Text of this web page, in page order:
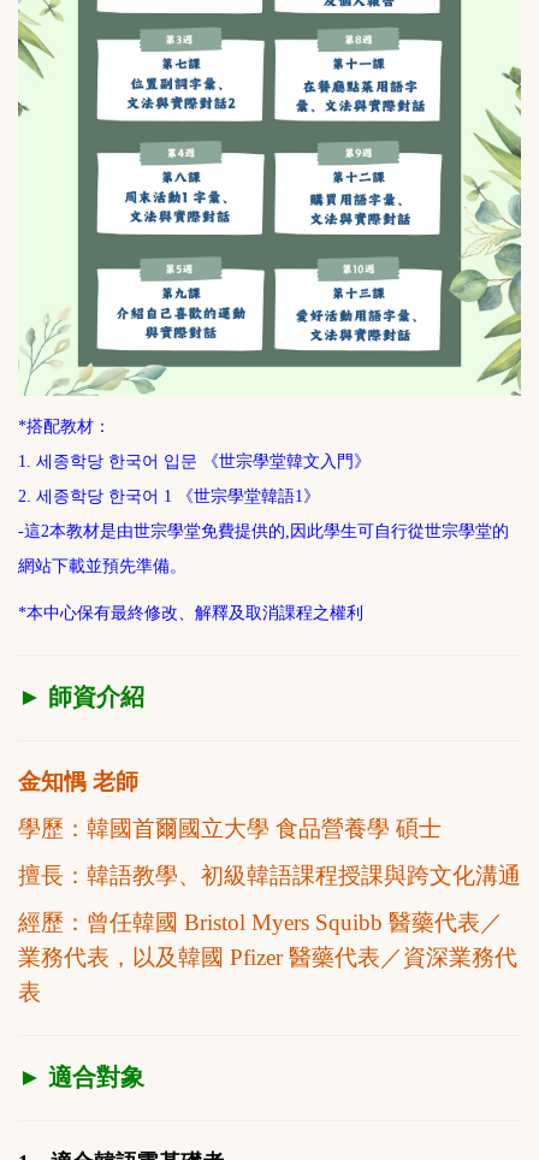
*搭配教材：
1. 세종학당 한국어 입문 《世宗學堂韓文入門》
2. 세종학당 한국어 1 《世宗學堂韓語1》
-這2本教材是由世宗學堂免費提供的,因此學生可自行從世宗學堂的
網站下載並預先準備。
*本中心保有最終修改、解釋及取消課程之權利
► 師資介紹
金知㥥 老師
學歷：韓國首爾國立大學 食品營養學 碩士
擅長： 韓語教學、初級韓語課程授課與跨文化溝通
經歷： 曾任韓國 Bristol Myers Squibb 醫藥代表／
業務代表，以及韓國 Pfizer 醫藥代表／資深業務代
表
► 適合對象